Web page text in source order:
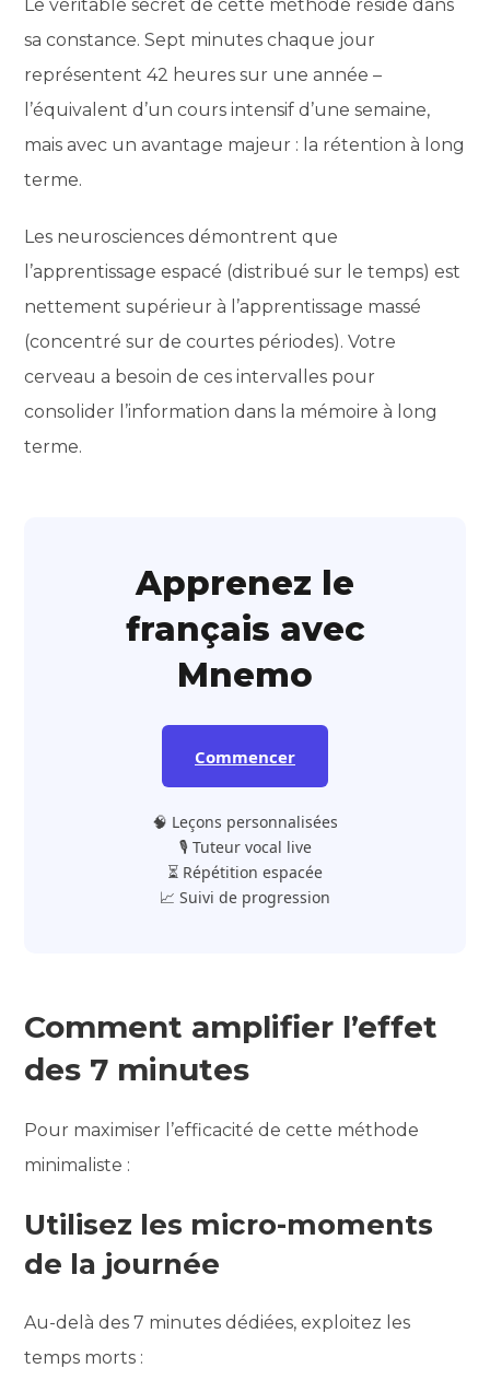
Le véritable secret de cette méthode réside dans
sa constance. Sept minutes chaque jour
représentent 42 heures sur une année –
l’équivalent d’un cours intensif d’une semaine,
mais avec un avantage majeur : la rétention à long
terme.
Les neurosciences démontrent que
l’apprentissage espacé (distribué sur le temps) est
nettement supérieur à l’apprentissage massé
(concentré sur de courtes périodes). Votre
cerveau a besoin de ces intervalles pour
consolider l’information dans la mémoire à long
terme.
Apprenez le
français avec
Mnemo
Commencer
🧠 Leçons personnalisées
🎙️ Tuteur vocal live
⏳ Répétition espacée
📈 Suivi de progression
Comment amplifier l’effet
des 7 minutes
Pour maximiser l’efficacité de cette méthode
minimaliste :
Utilisez les micro-moments
de la journée
Au-delà des 7 minutes dédiées, exploitez les
temps morts :